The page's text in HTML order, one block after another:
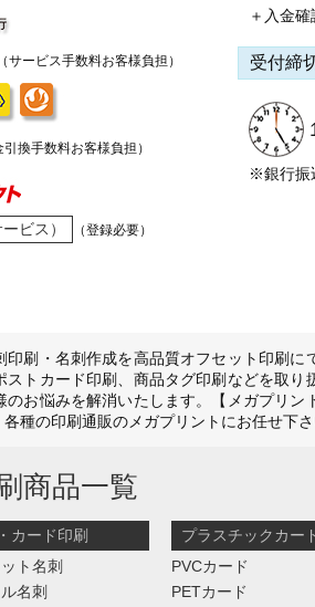
（サービス手数料お客様負担）
引換手数料お客様負担）
ビス） （登録必要）
＋入金確
受付締
※銀行振
刷・名刺作成を高品質オフセット印刷に
トカード印刷、商品タグ印刷などを取り
お悩みを解消いたします。【メガプリン
種の印刷通販のメガプリントにお任せ下さ
商品一覧
カード印刷
ト名刺
名刺
プラスチックカー
PVCカード
PETカード